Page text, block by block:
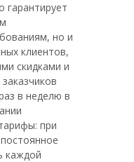
гарантирует
но и
клиентов,
скидками и
в неделю в
при
каждой